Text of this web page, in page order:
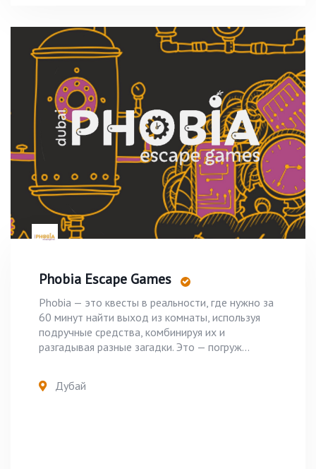
Phobia Escape Games
Phobia — это квесты в реальности, где нужно за
60 минут найти выход из комнаты, используя
подручные средства, комбинируя их и
разгадывая разные загадки. Это — погруж...
Дубай